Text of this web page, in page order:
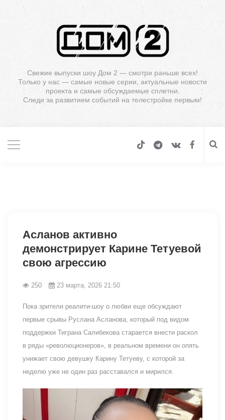
Свежие выпуски шоу Дом 2 — смотри раньше всех!
Только у нас — самые новые серии, актуальные новости
проекта и самые обсуждаемые сплетни.
Следи за развитием событий на телестройке первым!
Асланов активно
демонстрирует Карине Тетуевой
свою агрессию
250 23 марта, 2026 21:50
Пока зрители реалити-шоу о любви еще обсуждают
первые срывы Руслана Асланова, который под видом
поддержки Тиграна Салибекова старается внести раскол
в ряды «революционеров», в реальном времени он опять
унижает свою девушку Карину Тетуеву, с которой за
неделю уже не один раз расставался и мирился.